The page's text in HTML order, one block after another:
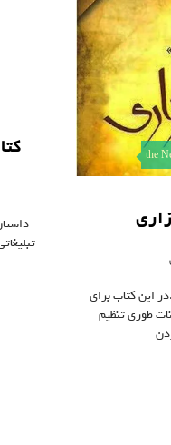
the
این کتاب برای
طوری تنظیم